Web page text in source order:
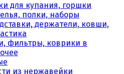
для купания, горшки
полки, наборы
держатели, ковши,
фильтры, коврики в
из нержавейки